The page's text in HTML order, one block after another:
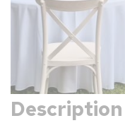
Description